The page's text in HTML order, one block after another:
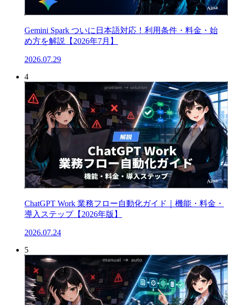
Gemini Spark ついに日本語対応！利用条件・料金・始
め方を解説【2026年7月】
2026.07.29
4
ChatGPT Work 業務フロー自動化ガイド｜機能・料金・
導入ステップ【2026年版】
2026.07.24
5